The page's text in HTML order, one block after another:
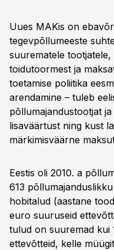
Uues MAKis on
tegevpõllumeeste
suurematele
toidutoormest ja
toetamise poliitika
arendamine – tuleb
põllumajandustootjat
lisaväärtust ning kust
märkimisväärne
Eestis oli 2010. a
613
hobitalud (aastane
euro suuruseid
tulud on suuremad kui
ettevõtteid, kelle